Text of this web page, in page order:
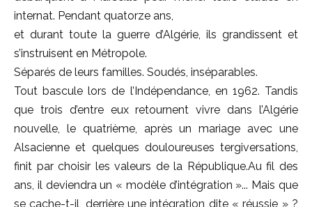
internat. Pendant quatorze ans,
et durant toute la guerre d’Algérie, ils grandissent et
s’instruisent en Métropole.
Séparés de leurs familles. Soudés, inséparables.
Tout bascule lors de l’Indépendance, en 1962. Tandis
que trois d’entre eux retournent vivre dans l’Algérie
nouvelle, le quatrième, après un mariage avec une
Alsacienne et quelques douloureuses tergiversations,
finit par choisir les valeurs de la République.Au fil des
ans, il deviendra un « modèle d’intégration »... Mais que
se cache-t-il, derrière une intégration dite « réussie » ?